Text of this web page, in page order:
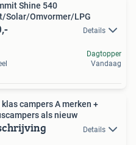
Shine 540
Solar/Omvormer/LPG
Details
Dagtopper
Vandaag
campers A merken +
als nieuw
Details